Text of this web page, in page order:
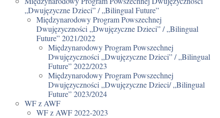
„Dwujęzyczne Dzieci” / „Bilingual Future”
Międzynarodowy Program Powszechnej
Dwujęzyczności „Dwujęzyczne Dzieci” / „Bilingual
Future” 2021/2022
Międzynarodowy Program Powszechnej
Dwujęzyczności „Dwujęzyczne Dzieci” / „Bilingual
Future” 2022/2023
Międzynarodowy Program Powszechnej
Dwujęzyczności „Dwujęzyczne Dzieci/ „Bilingual
Future” 2023/2024
WF z AWF
WF z AWF 2022-2023